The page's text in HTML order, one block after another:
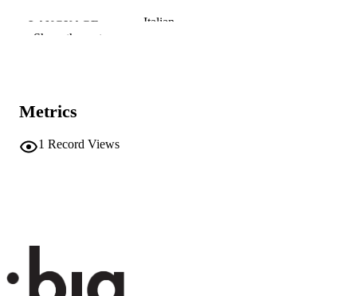
LANGUAGE Italian
DESCRIPTION
Show the rest
Metrics
1 Record Views